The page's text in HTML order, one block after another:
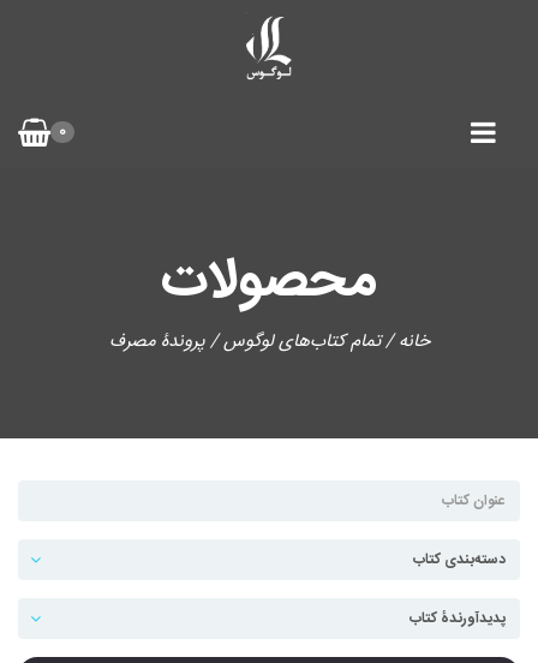
0
محصولات
خانه/تمام کتاب‌های لوگوس/ پروندۀ مصرف